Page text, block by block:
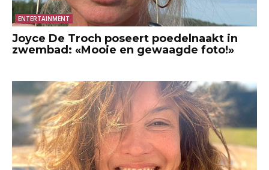
ENTERTAINMENT
Joyce De Troch poseert poedelnaakt in
zwembad: «Mooie en gewaagde foto!»